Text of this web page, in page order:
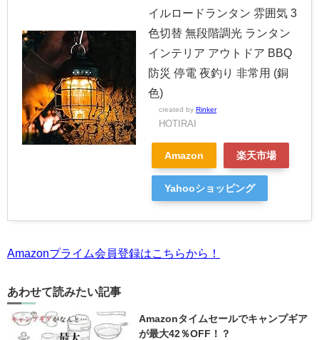
イルロードランタン 雰囲気 3
色切替 無段階調光 ランタン
インテリア アウトドア BBQ
防災 停電 夜釣り 非常用 (銅
色)
created by Rinker
HOTIRAI
Amazon 楽天市場
Yahooショッピング
Amazonプライム会員登録はこちらから！
あわせて読みたい記事
Amazonタイムセールでキャンプギア
が最大42％OFF！？